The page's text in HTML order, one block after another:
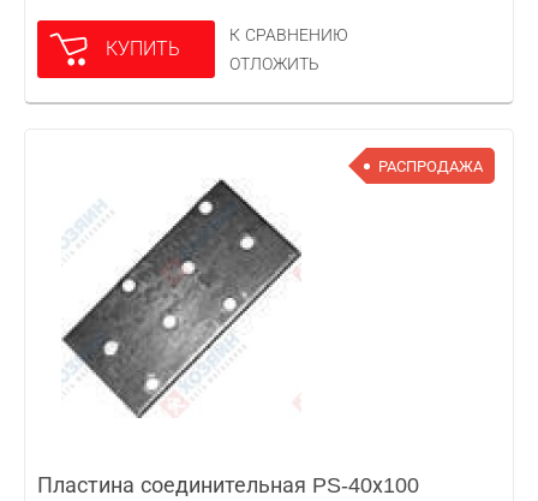
КУПИТЬ
К СРАВНЕНИЮ
ОТЛОЖИТЬ
РАСПРОДАЖА
Пластина соединительная PS-40х100